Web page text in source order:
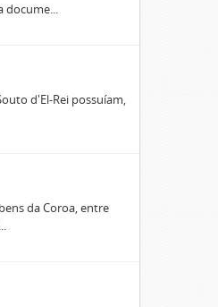
docume...
d'El-Rei possuíam,
da Coroa, entre